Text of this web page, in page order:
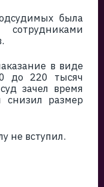
была
в виде
до 220 тысяч
зачел время
размер
не вступил.